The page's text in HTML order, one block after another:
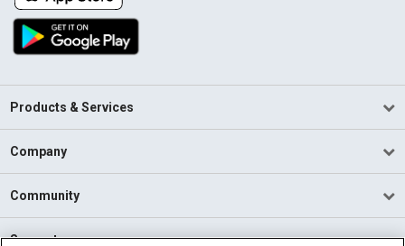
Products & Services
Company
Community
Support